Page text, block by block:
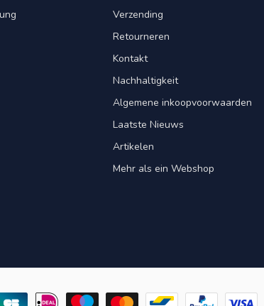
Verzending
Retourneren
Kontakt
Nachhaltigkeit
Algemene inkoopvoorwaarden
Laatste Nieuws
Artikelen
Mehr als ein Webshop